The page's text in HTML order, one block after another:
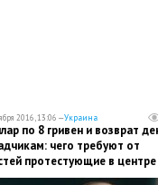
2016, 13:06 —Украина
по 8 гривен и возврат
чего требуют от
протестующие в центре
украинцы